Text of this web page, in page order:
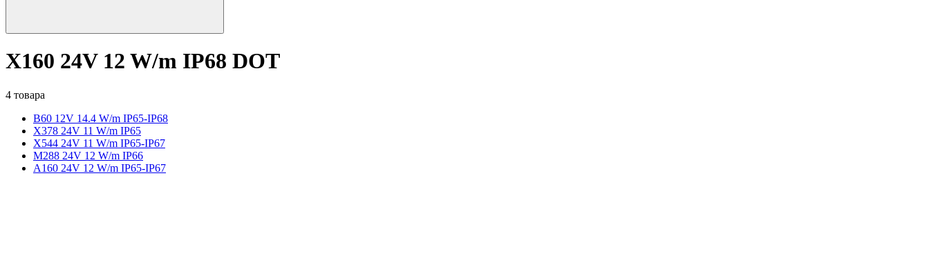
X160 24V 12 W/m IP68 DOT
4 товара
B60 12V 14.4 W/m IP65-IP68
X378 24V 11 W/m IP65
X544 24V 11 W/m IP65-IP67
M288 24V 12 W/m IP66
A160 24V 12 W/m IP65-IP67